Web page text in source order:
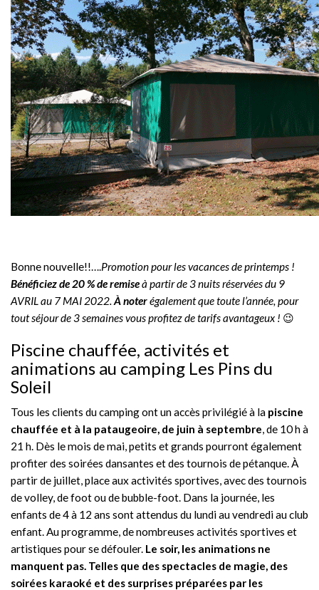
Bonne nouvelle!!….Promotion pour les vacances de printemps !
Bénéficiez de 20 % de remiseà partir de 3 nuits réservées du 9
AVRIL au 7 MAI 2022.À noterégalement que toute l’année, pour
tout séjour de 3 semaines vous profitez de tarifs avantageux ! 😉
Piscine chauffée, activités et
animations au camping Les Pins du
Soleil
Tous les clients du camping ont un accès privilégié à la piscine
chauffée et à la pataugeoire, de juin à septembre, de 10 h à
21 h. Dès le mois de mai, petits et grands pourront également
profiter des soirées dansantes et des tournois de pétanque. À
partir de juillet, place aux activités sportives, avec des tournois
de volley, de foot ou de bubble-foot. Dans la journée, les
enfants de 4 à 12 ans sont attendus du lundi au vendredi au club
enfant. Au programme, de nombreuses activités sportives et
artistiques pour se défouler. Le soir, les animations ne
manquent pas. Telles que des spectacles de magie, des
soirées karaoké et des surprises préparées par les